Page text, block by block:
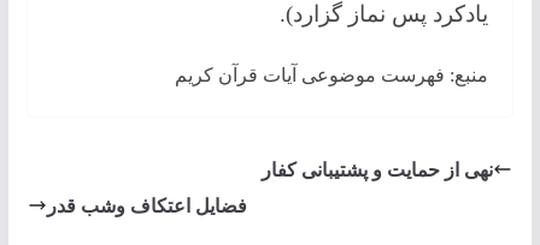
یادکرد پس نماز گزارد).
منبع: فهرست موضوعی آیات قرآن کریم
نهی از حمایت و پشتیبانی کفار
فضایل اعتكاف وشب قدر